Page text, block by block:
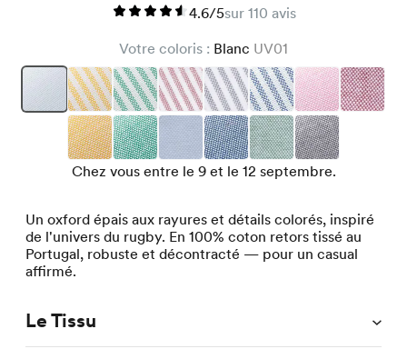
4.6/5sur 110 avis
Votre coloris : Blanc UV01
Chez vous entre le 9 et le 12 septembre.
Un oxford épais aux rayures et détails colorés, inspiré
de l'univers du rugby. En 100% coton retors tissé au
Portugal, robuste et décontracté — pour un casual
affirmé.
Le Tissu